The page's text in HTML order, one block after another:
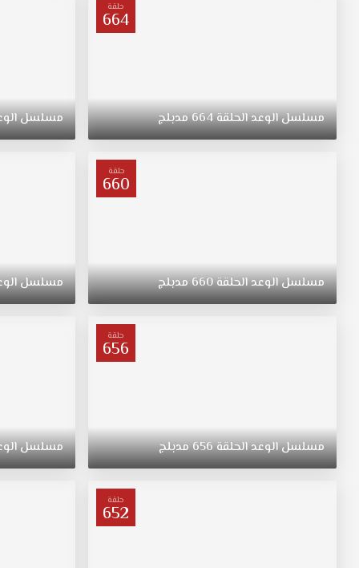
حلقة
664
مسلسلالوعدالحلقة664مدبلج مسلسل
حلقة
660
مسلسلالوعدالحلقة660مدبلج مسلسل
حلقة
656
مسلسلالوعدالحلقة656مدبلج مسلسل
حلقة
652